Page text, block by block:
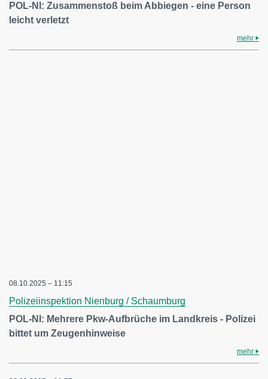
POL-NI: Zusammenstoß beim Abbiegen - eine Person
leicht verletzt
mehr
08.10.2025 – 11:15
Polizeiinspektion Nienburg / Schaumburg
POL-NI: Mehrere Pkw-Aufbrüche im Landkreis - Polizei
bittet um Zeugenhinweise
mehr